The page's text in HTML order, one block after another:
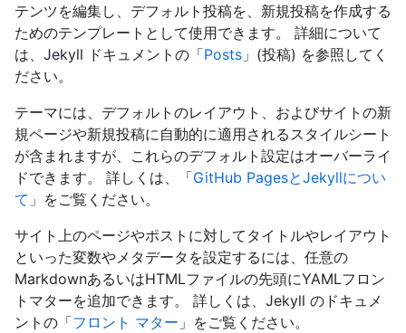
テンツを編集し、デフォルト投稿を、新規投稿を作成する
ためのテンプレートとして使用できます。 詳細について
は、Jekyll ドキュメントの「Posts 」(投稿) を参照してく
ださい。
テーマには、デフォルトのレイアウト、およびサイトの新
規ページや新規投稿に自動的に適用されるスタイルシート
が含まれますが、これらのデフォルト設定はオーバーライ
ドできます。 詳しくは、「GitHub PagesとJekyllについ
て 」をご覧ください。
サイト上のページやポストに対してタイトルやレイアウト
といった変数やメタデータを設定するには、任意の
MarkdownあるいはHTMLファイルの先頭にYAMLフロン
トマターを追加できます。 詳しくは、Jekyll のドキュメ
ントの「フロント マター 」をご覧ください。